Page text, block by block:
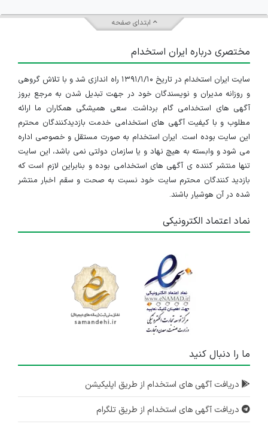
ابتدای صفحه
مختصری درباره ایران استخدام
سایت ایران استخدام در تاریخ ۱۳۹۱/۱/۱۰ راه اندازی شد و با تلاش گروهی
و روزانه مدیران و نویسندگان خود در جهت تبدیل شدن به مرجع بروز
آگهی های استخدامی گام برداشت. سعی همیشگی همکاران ما ارائه
مطلوب و با کیفیت آگهی های استخدامی خدمت بازدیدکنندگان محترم
این سایت بوده است. ایران استخدام به صورت مستقل و خصوصی اداره
می شود و وابسته به هیچ نهاد و یا سازمان دولتی نمی باشد، این سایت
تنها منتشر کننده ی آگهی های استخدامی بوده و بنابراین لازم است که
بازدید کنندگان محترم سایت خود نسبت به صحت و سقم اخبار منتشر
شده در آن هوشیار باشند.
نماد اعتماد الکترونیکی
ما را دنبال کنید
دریافت آگهی های استخدام از طریق اپلیکیشن
دریافت آگهی های استخدام از طریق تلگرام